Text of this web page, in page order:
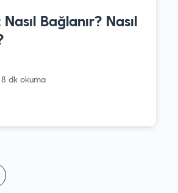
Nasıl Bağlanır? Nasıl
dk okuma